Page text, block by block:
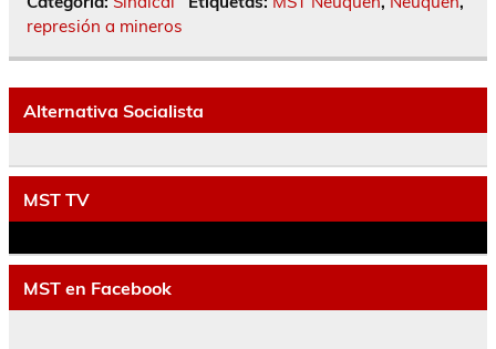
represión a mineros
Alternativa Socialista
MST TV
MST en Facebook